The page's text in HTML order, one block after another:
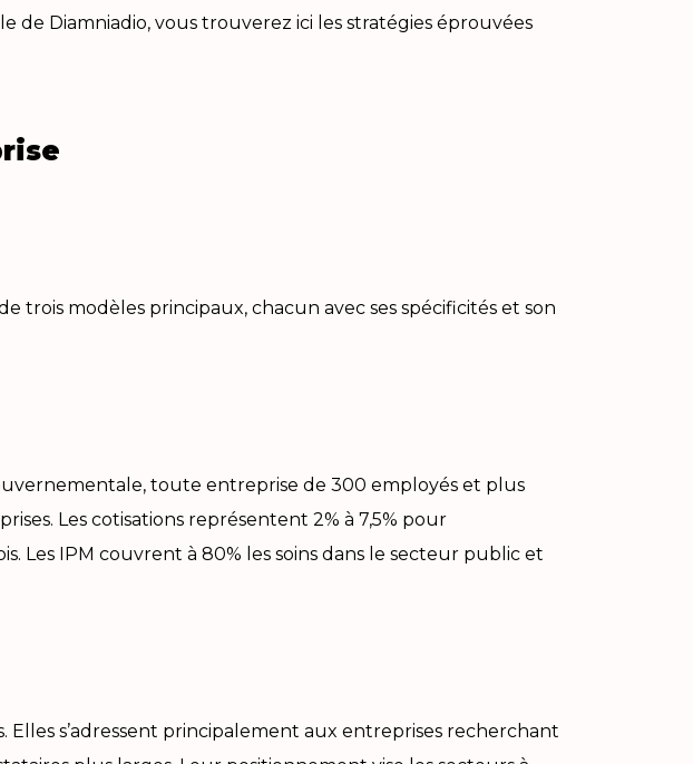
Diamniadio, vous trouverez ici les stratégies éprouvées
trois modèles principaux, chacun avec ses spécificités et son
toute entreprise de 300 employés et plus
Les cotisations représentent 2% à 7,5% pour
Les IPM couvrent à 80% les soins dans le secteur public et
s’adressent principalement aux entreprises recherchant